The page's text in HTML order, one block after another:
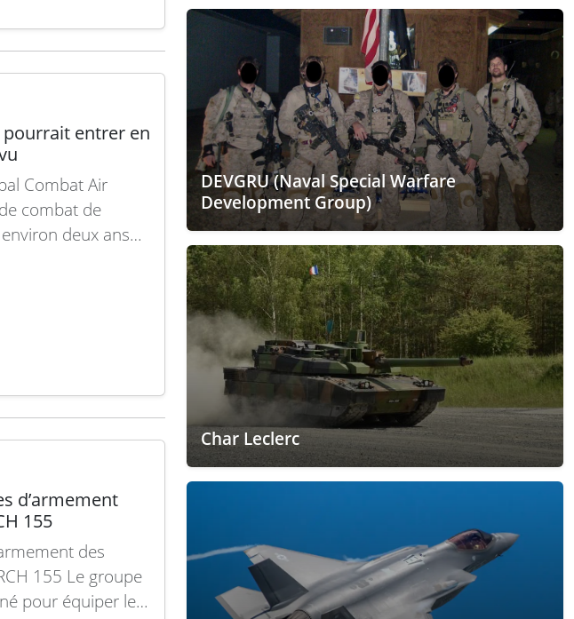
sur la
pourrait entrer en
Combat Air
combat de
deux ans
d’armement
155
des
155 Le groupe
pour équiper les
DEVGRU (Naval Special Warfare
Development Group)
Char Leclerc